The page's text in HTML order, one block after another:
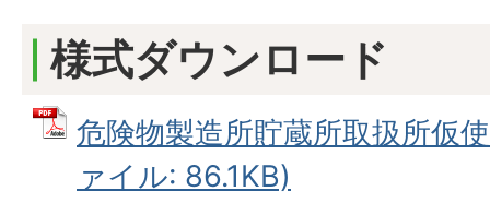
様式ダウンロード
危険物製造所貯蔵所取扱所仮
ァイル: 86.1KB)